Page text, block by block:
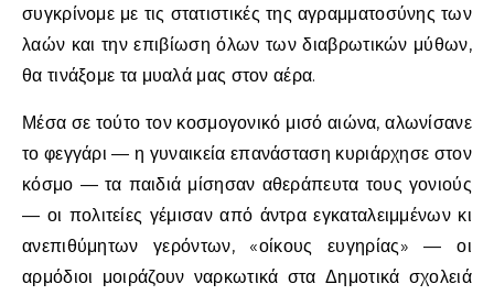
συγκρίνομε με τις στατιστικές της αγραμματοσύνης των
λαών και την επιβίωση όλων των διαβρωτικών μύθων,
θα τινάξομε τα μυαλά μας στον αέρα.
Μέσα σε τούτο τον κοσμογονικό μισό αιώνα, αλωνίσανε
το φεγγάρι — η γυναικεία επανάσταση κυριάρχησε στον
κόσμο — τα παιδιά μίσησαν αθεράπευτα τους γονιούς
— οι πολιτείες γέμισαν από άντρα εγκαταλειμμένων κι
ανεπιθύμητων γερόντων, «οίκους ευγηρίας» — οι
αρμόδιοι μοιράζουν ναρκωτικά στα Δημοτικά σχολειά